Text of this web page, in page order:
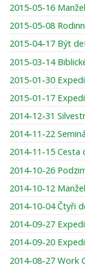
2015-05-16
2015-05-08
2015-04-17 Být
2015-03-14
2015-01-30
2015-01-17
2014-12-31
2014-11-22
2014-11-15 Cesta
2014-10-26
2014-10-12
2014-10-04 Čtyři
2014-09-27
2014-09-20
2014-08-27 Work